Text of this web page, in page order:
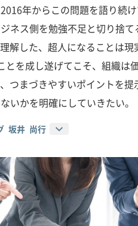
年からこの問題を語り続
ネス側を勉強不足と切り捨
解した、超人になることは
を成し遂げてこそ、組織は
つまづきやすいポイントを
いかを明確にしていきたい。
坂井 尚行